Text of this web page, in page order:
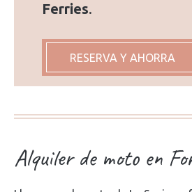
Ferries.
RESERVA Y AHORRA
Alquiler de moto en